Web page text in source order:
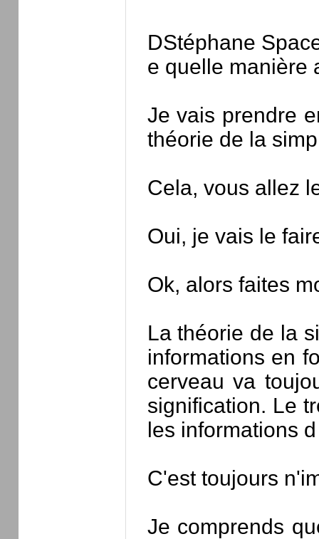
DStéphane
e quelle manière
Je vais prendre
théorie de la
Cela, vous allez
Oui, je vais le
Ok, alors faites
La théorie de la
informations en
cerveau va
signification. Le
les informations d
C'est toujours
Je comprends